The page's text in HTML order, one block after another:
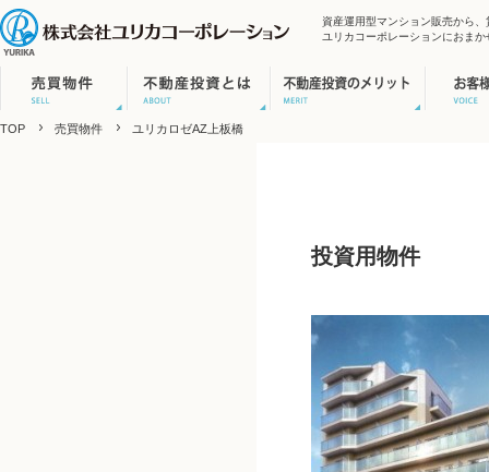
資産運用型マンション販売から
ユリカコーポレーションにおまか
TOP 売買物件 ユリカロゼAZ上板橋
投資用物件